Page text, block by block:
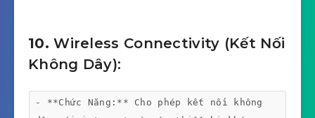
10.Wireless Connectivity (Kết Nối
Không Dây):
- **Chức Năng:** Cho phép kết nối không